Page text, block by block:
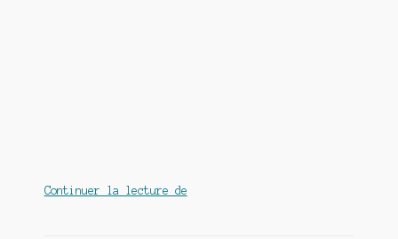
Continuer la lecture deMême